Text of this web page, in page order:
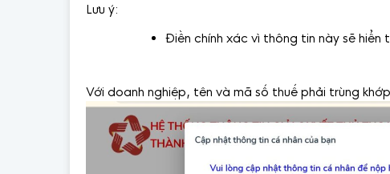
Lưu ý:
Điền chính xác vì thông tin này sẽ hiển
Với doanh nghiệp, tên và mã số thuế phải trùng